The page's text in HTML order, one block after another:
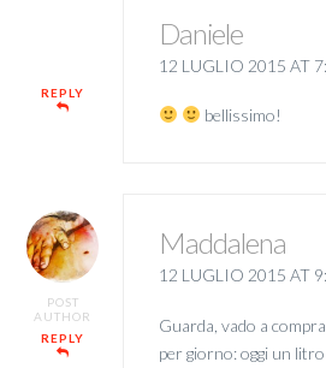
REPLY
Daniele
12 LUGLIO 2015 AT
bellissimo!
POST
AUTHOR
REPLY
Maddalena
12 LUGLIO 2015 AT
Guarda, vado a
per giorno: oggi un